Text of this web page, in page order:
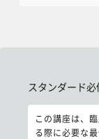
ー医療機関どち
スタンダード必
この講座は、
る際に必要な